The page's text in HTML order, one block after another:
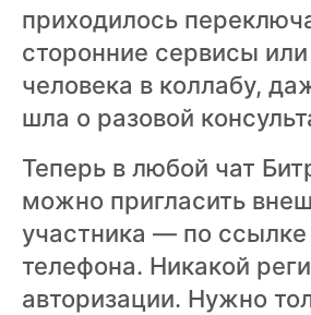
приходилось
сторонние сервисы
человека в коллабу,
шла о разовой
Теперь в любой чат
можно пригласить
участника — по
телефона. Никакой
авторизации. Нужно